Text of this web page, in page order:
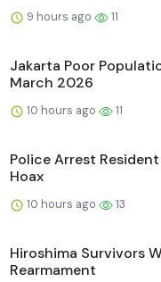
9 hours ago 11
Jakarta Poor
March 2026
10 hours ago 11
Police Arrest
Hoax
10 hours ago 13
Hiroshima Survivors
Rearmament